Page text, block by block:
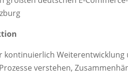
Weiterentwicklung
verstehen,